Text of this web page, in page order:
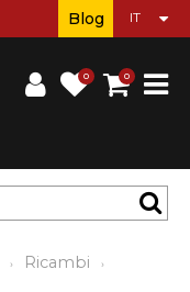
0 0
Blog
Ricambi